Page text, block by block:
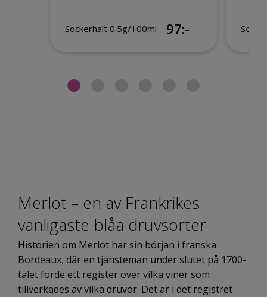
Sockerhalt 0.5g/100ml 97:-
Merlot – en av Frankrikes
vanligaste blåa druvsorter
Historien om Merlot har sin början i franska
Bordeaux, där en tjänsteman under slutet på 1700-
talet förde ett register över vilka viner som
tillverkades av vilka druvor. Det är i det registret